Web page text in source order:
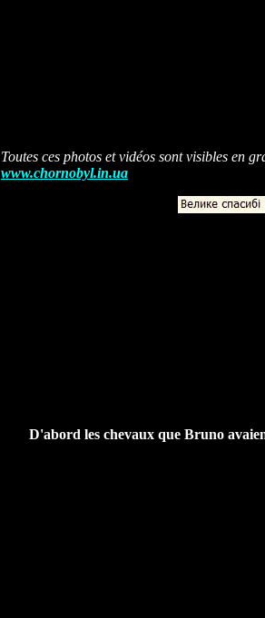
Toutes ces photos et vidéos sont visibles en
www.chornobyl.in.ua
D'abord les chevaux que Bruno